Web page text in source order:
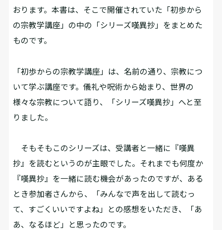
おります。本書は、そこで開催されていた「初歩から
の宗教学講座」の中の「シリーズ嘆異抄」をまとめた
ものです。
「初歩からの宗教学講座」は、名前の通り、宗教につ
いて学ぶ講座です。儀礼や呪術から始まり、世界の
様々な宗教について語り、「シリーズ嘆異抄」へと至
りました。
そもそもこのシリーズは、受講者と一緒に『嘆異
抄』を読むというのが主眼でした。それまでも何度か
『嘆異抄』を一緒に読む機会があったのですが、ある
とき参加者さんから、「みんなで声を出して読むっ
て、すごくいいですよね」との感想をいただき、「あ
あ、なるほど」と思ったのです。